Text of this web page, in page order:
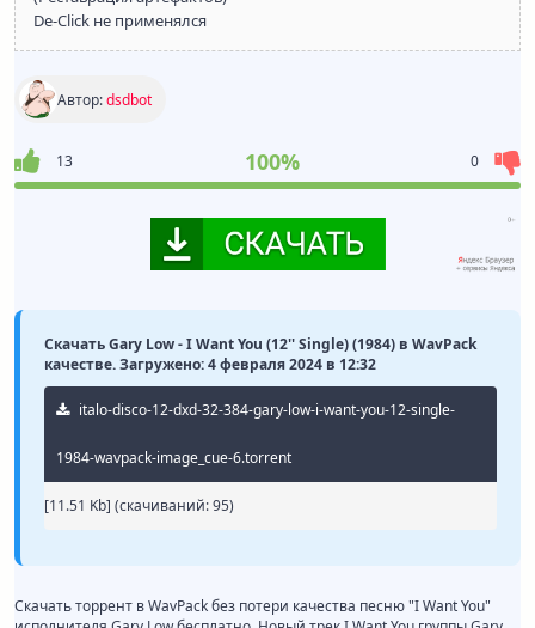
De-Click не применялся
Автор:dsdbot
13 100% 0
Скачать Gary Low - I Want You (12'' Single) (1984) в WavPack
качестве. Загружено: 4 февраля 2024 в 12:32
italo-disco-12-dxd-32-384-gary-low-i-want-you-12-single-
1984-wavpack-image_cue-6.torrent
[11.51 Kb] (cкачиваний: 95)
Скачать торрент в WavPack без потери качества песню "I Want You"